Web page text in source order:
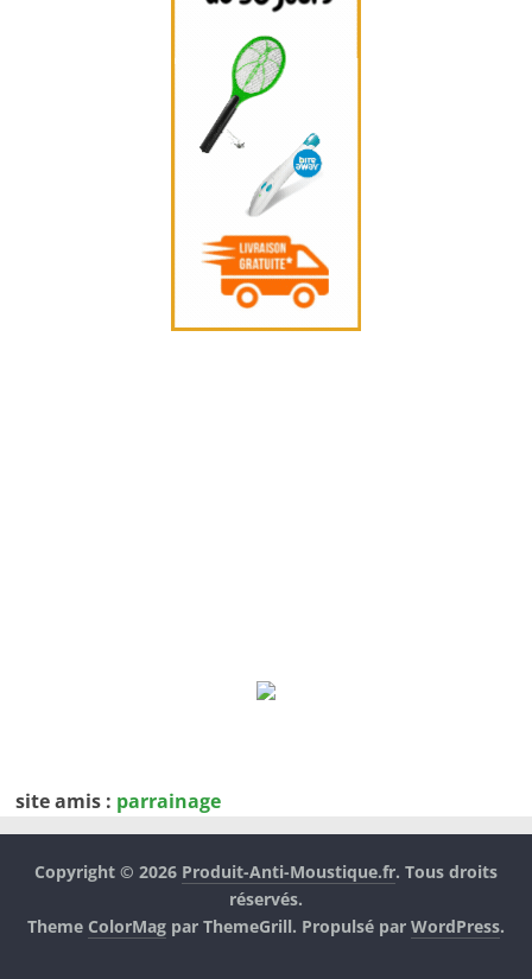
site amis : parrainage
Copyright © 2026 Produit-Anti-Moustique.fr. Tous droits
réservés.
Theme ColorMagpar ThemeGrill. Propulsé par WordPress.